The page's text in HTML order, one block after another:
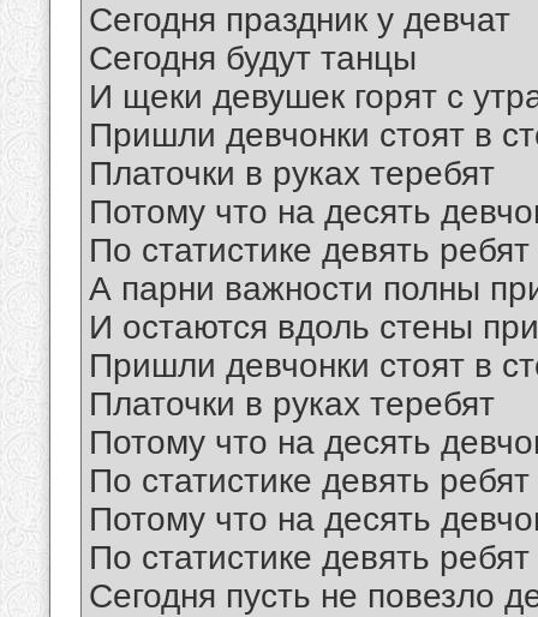
Сегодня праздник у девчат
Сегодня будут танцы
И щеки девушек горят с
Пришли девчонки стоят в
Платочки в руках теребят
Потому что на десять
По статистике девять ребят
А парни важности полны
И остаются вдоль стены
Пришли девчонки стоят в
Платочки в руках теребят
Потому что на десять
По статистике девять ребят
Потому что на десять
По статистике девять ребят
Сегодня пусть не повезло